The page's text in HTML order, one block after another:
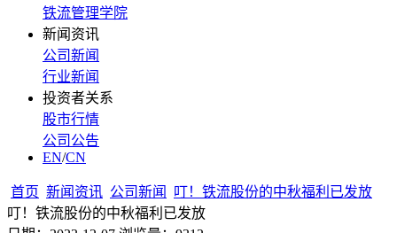
铁流管理学院
新闻资讯
公司新闻
行业新闻
投资者关系
股市行情
公司公告
EN/CN
首页 新闻资讯 公司新闻
叮！铁流股份的中秋福利已发放
叮！铁流股份的中秋福利已发放